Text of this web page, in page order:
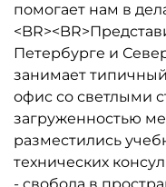
помогает нам в
Петербурге и
занимает
офис со светлыми
загруженностью
разместились
технических